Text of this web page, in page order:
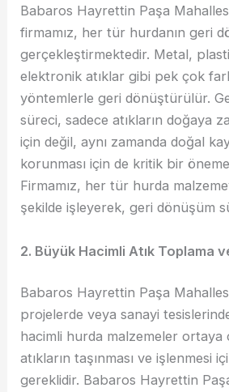
Babaros Hayrettin Paşa
firmamız, her tür hurdanın geri
gerçekleştirmektedir. Metal,
elektronik atıklar gibi pek çok
yöntemlerle geri dönüştürülür.
süreci, sadece atıkların doğaya
için değil, aynı zamanda doğal
korunması için de kritik bir
Firmamız, her tür hurda
şekilde işleyerek, geri dönüşüm
2. Büyük Hacimli Atık Toplama
Babaros Hayrettin Paşa
projelerde veya sanayi
hacimli hurda malzemeler ortaya
atıkların taşınması ve işlenmesi
gereklidir. Babaros Hayrettin